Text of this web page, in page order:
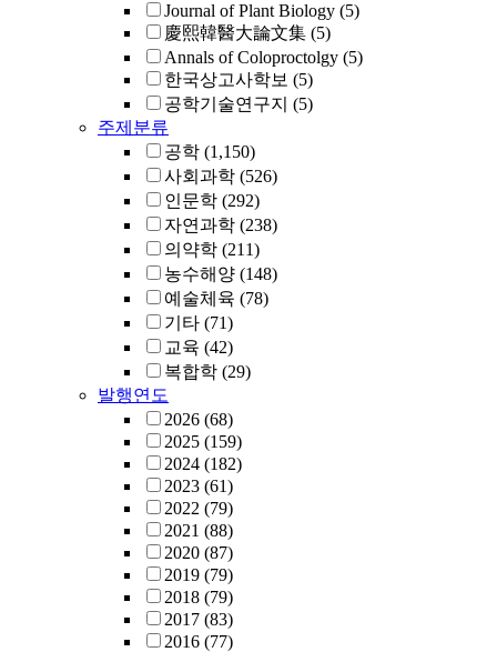
Journal of Plant Biology (5)
慶熙韓醫大論文集 (5)
Annals of Coloproctolgy (5)
한국상고사학보 (5)
공학기술연구지 (5)
주제분류
공학 (1,150)
사회과학 (526)
인문학 (292)
자연과학 (238)
의약학 (211)
농수해양 (148)
예술체육 (78)
기타 (71)
교육 (42)
복합학 (29)
발행연도
2026 (68)
2025 (159)
2024 (182)
2023 (61)
2022 (79)
2021 (88)
2020 (87)
2019 (79)
2018 (79)
2017 (83)
2016 (77)